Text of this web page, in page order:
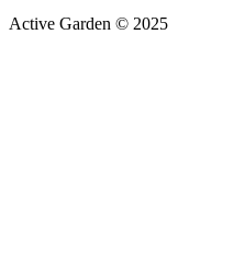
Active Garden © 2025